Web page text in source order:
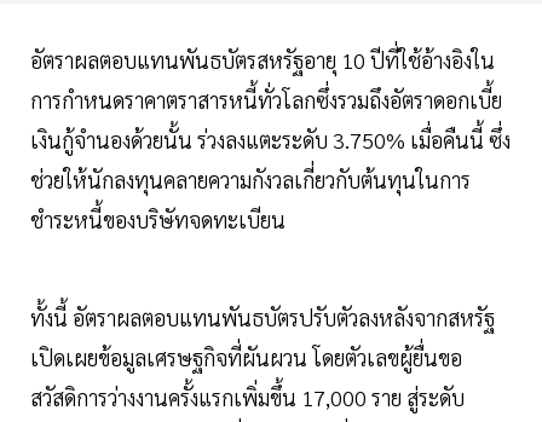
อัตราผลตอบแทนพันธบัตรสหรัฐอายุ 10 ปีที่ใช้อ้างอิงใน
การกำหนดราคาตราสารหนี้ทั่วโลกซึ่งรวมถึงอัตราดอกเบี้ย
เงินกู้จำนองด้วยนั้น ร่วงลงแตะระดับ 3.750% เมื่อคืนนี้ ซึ่ง
ช่วยให้นักลงทุนคลายความกังวลเกี่ยวกับต้นทุนในการ
ชำระหนี้ของบริษัทจดทะเบียน
ทั้งนี้ อัตราผลตอบแทนพันธบัตรปรับตัวลงหลังจากสหรัฐ
เปิดเผยข้อมูลเศรษฐกิจที่ผันผวน โดยตัวเลขผู้ยื่นขอ
สวัสดิการว่างงานครั้งแรกเพิ่มขึ้น 17,000 ราย สู่ระดับ